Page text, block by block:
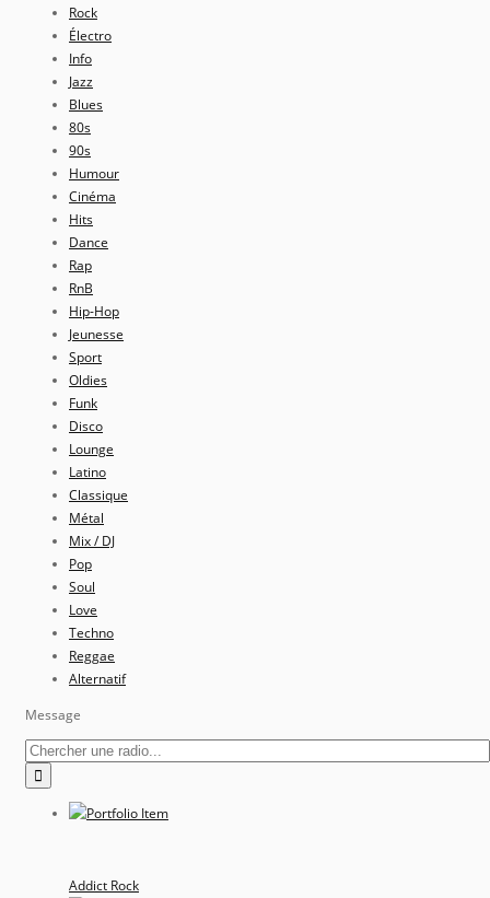
Rock
Électro
Info
Jazz
Blues
80s
90s
Humour
Cinéma
Hits
Dance
Rap
RnB
Hip-Hop
Jeunesse
Sport
Oldies
Funk
Disco
Lounge
Latino
Classique
Métal
Mix / DJ
Pop
Soul
Love
Techno
Reggae
Alternatif
Message
Addict Rock